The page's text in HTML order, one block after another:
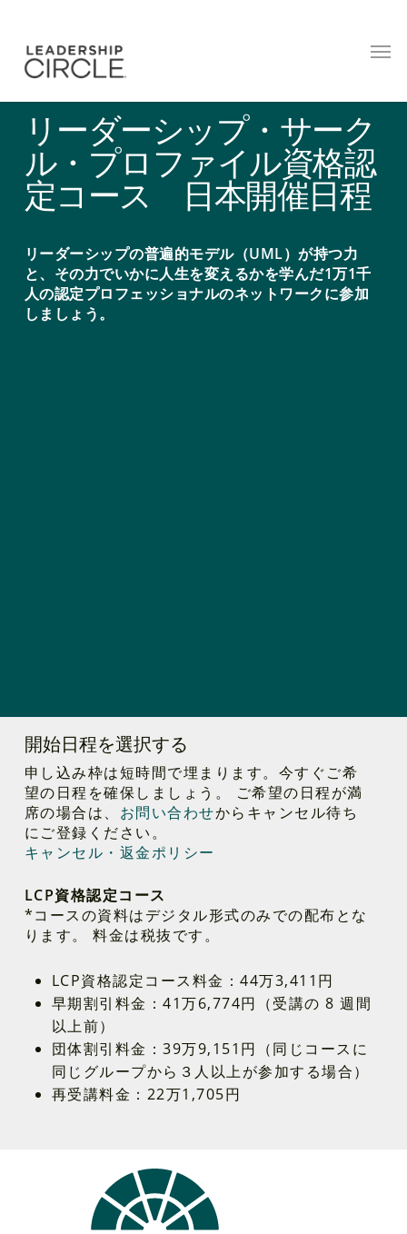
リーダーシップ・サーク
ル・プロファイル資格認
定コース 日本開催日程
リーダーシップの普遍的モデル（UML）が持つ力
と、その力でいかに人生を変えるかを学んだ1万1千
人の認定プロフェッショナルのネットワークに参加
しましょう。
開始日程を選択する
申し込み枠は短時間で埋まります。今すぐご希
望の日程を確保しましょう。 ご希望の日程が満
席の場合は、 お問い合わせからキャンセル待ち
にご登録ください。
キャンセル・返金ポリシー
LCP資格認定コース
*コースの資料はデジタル形式のみでの配布とな
ります。 料金は税抜です。
LCP資格認定コース料金：44万3,411円
早期割引料金：41万6,774円（受講の 8 週間
以上前）
団体割引料金：39万9,151円（同じコースに
同じグループから３人以上が参加する場合）
再受講料金：22万1,705円